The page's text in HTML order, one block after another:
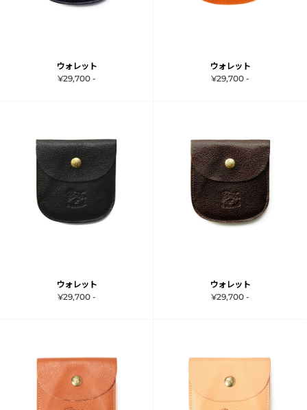
ウォレット
¥29,700 -
ウォレット
¥29,700 -
ウォレット
¥29,700 -
ウォレット
¥29,700 -